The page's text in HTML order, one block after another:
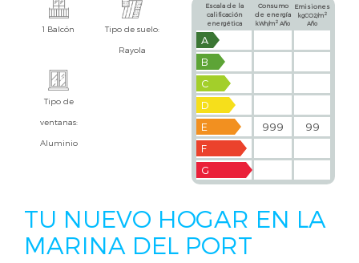
1 Balcón Tipo de suelo:
Rayola
Tipo de
ventanas:
Aluminio
Escala de la
calificación
energética
Consumo
de energía
kWh/m2 Año
Emisiones
kgCO2/m 2
Año
A
B
C
D
E
999
99
F
G
TU NUEVO HOGAR EN LA
MARINA DEL PORT